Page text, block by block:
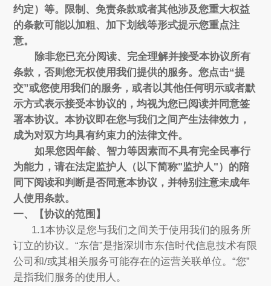
ESG
联系东信
约定）等。限制、免责条款或者其他涉及您重大权益
的条款可能以加粗、加下划线等形式提示您重点注
意。
除非您已充分阅读、完全理解并接受本协议所有
条款，否则您无权使用我们提供的服务。您点击“提
交”或您使用我们的服务，或者以其他任何明示或者默
示方式表示接受本协议的，均视为您已阅读并同意签
署本协议。本协议即在您与我们之间产生法律效力，
成为对双方均具有约束力的法律文件。
如果您因年龄、智力等因素而不具有完全民事行
为能力，请在法定监护人（以下简称"监护人"）的陪
同下阅读和判断是否同意本协议，并特别注意未成年
人使用条款。
一、【协议的范围】
1.1本协议是您与我们之间关于使用我们的服务所
订立的协议。“东信”是指深圳市东信时代信息技术有限
公司和/或其相关服务可能存在的运营关联单位。“您”
是指我们服务的使用人。